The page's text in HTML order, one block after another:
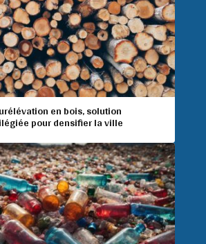
en bois, solution
pour densifier la ville